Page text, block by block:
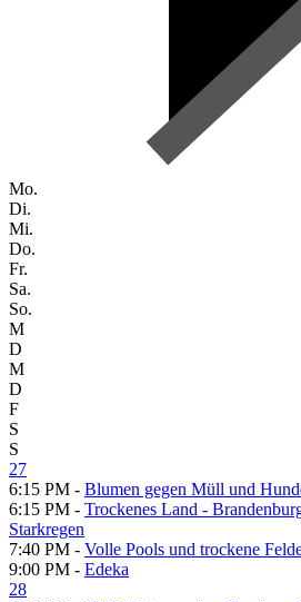
Mo.
Di.
Mi.
Do.
Fr.
Sa.
So.
M
D
M
D
F
S
S
27
6:15 PM - Blumen gegen Müll und
6:15 PM - Trockenes Land -
Starkregen
7:40 PM - Volle Pools und trockene
9:00 PM - Edeka
28